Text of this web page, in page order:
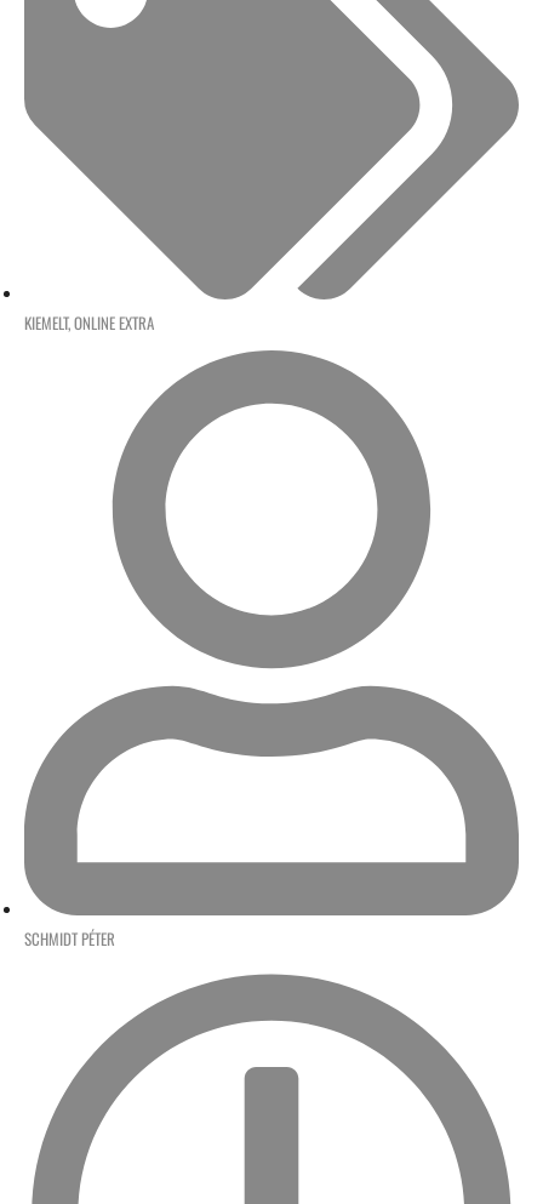
KIEMELT,ONLINE EXTRA
SCHMIDT PÉTER